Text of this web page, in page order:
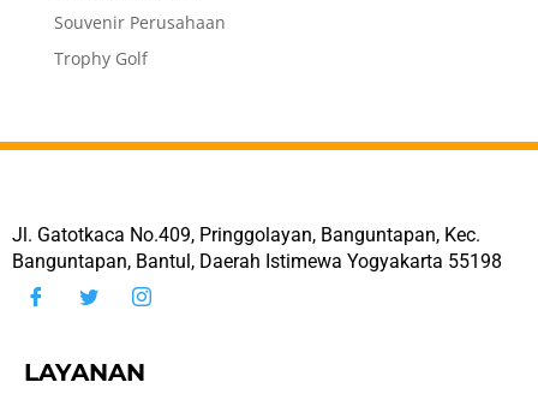
Souvenir Perusahaan
Trophy Golf
Jl. Gatotkaca No.409, Pringgolayan, Banguntapan, Kec.
Banguntapan, Bantul, Daerah Istimewa Yogyakarta 55198
LAYANAN